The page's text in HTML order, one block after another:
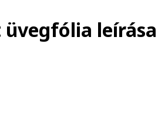
üvegfólia leírása